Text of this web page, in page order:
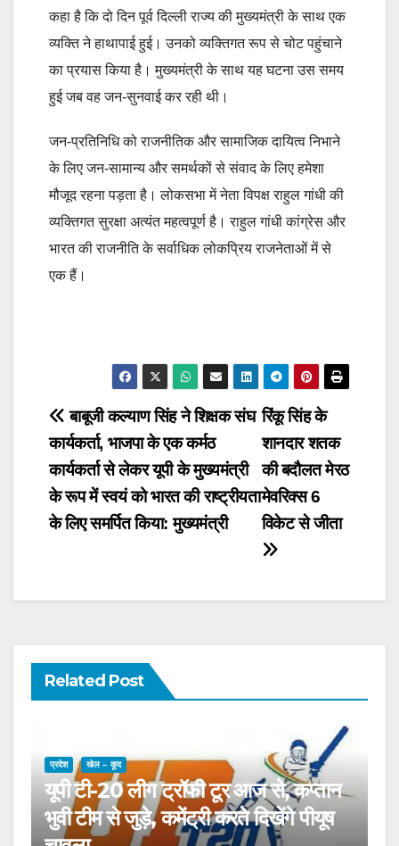
कहा है कि दो दिन पूर्व दिल्ली राज्य की मुख्यमंत्री के साथ एक
व्यक्ति ने हाथापाई हुई। उनको व्यक्तिगत रूप से चोट पहुंचाने
का प्रयास किया है। मुख्यमंत्री के साथ यह घटना उस समय
हुई जब वह जन-सुनवाई कर रही थी।
जन-प्रतिनिधि को राजनीतिक और सामाजिक दायित्व निभाने
के लिए जन-सामान्य और समर्थकों से संवाद के लिए हमेशा
मौजूद रहना पड़ता है। लोकसभा में नेता विपक्ष राहुल गांधी की
व्यक्तिगत सुरक्षा अत्यंत महत्वपूर्ण है। राहुल गांधी कांग्रेस और
भारत की राजनीति के सर्वाधिक लोकप्रिय राजनेताओं में से
एक हैं।
Post
navigation
रिंकू सिंह के
शानदार शतक
की बदौलत मेरठ
मेवरिक्स 6
विकेट से जीता
बाबूजी कल्याण सिंह ने शिक्षक संघ
कार्यकर्ता, भाजपा के एक कर्मठ
कार्यकर्ता से लेकर यूपी के मुख्यमंत्री
के रूप में स्वयं को भारत की राष्ट्रीयता
के लिए समर्पित किया: मुख्यमंत्री
Related Post
प्रदेश खेल – कूद
यूपी टी-20 लीग ट्रॉफी टूर आज से, कप्तान
भुवी टीम से जुड़े, कमेंट्री करते दिखेंगे पीयूष